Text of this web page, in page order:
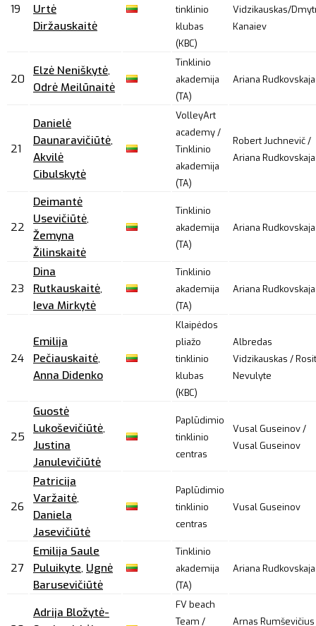
19
Urtė
Diržauskaitė
tinklinio
klubas
(KBC)
Vidzikauskas/
Kanaiev
20
Elzė Neniškytė,
Odrė Meilūnaitė
Tinklinio
akademija
(TA)
Ariana Rudkovskaja
21
Danielė
Daunaravičiūtė,
Akvilė
Cibulskytė
VolleyArt
academy /
Tinklinio
akademija
(TA)
Robert Juchnevič /
Ariana Rudkovskaja
22
Deimantė
Usevičiūtė,
Žemyna
Žilinskaitė
Tinklinio
akademija
(TA)
Ariana Rudkovskaja
23
Dina
Rutkauskaitė,
Ieva Mirkytė
Tinklinio
akademija
(TA)
Ariana Rudkovskaja
24
Emilija
Pečiauskaitė,
Anna Didenko
Klaipėdos
pliažo
tinklinio
klubas
(KBC)
Albredas
Vidzikauskas /
Nevulyte
25
Guostė
Lukoševičiūtė,
Justina
Janulevičiūtė
Paplūdimio
tinklinio
centras
Vusal Guseinov /
Vusal Guseinov
26
Patricija
Varžaitė,
Daniela
Jasevičiūtė
Paplūdimio
tinklinio
centras
Vusal Guseinov
27
Emilija Saule
Puluikyte, Ugnė
Barusevičiūtė
Tinklinio
akademija
(TA)
Ariana Rudkovskaja
Adrija Bložytė-
FV beach
Team /
Arnas